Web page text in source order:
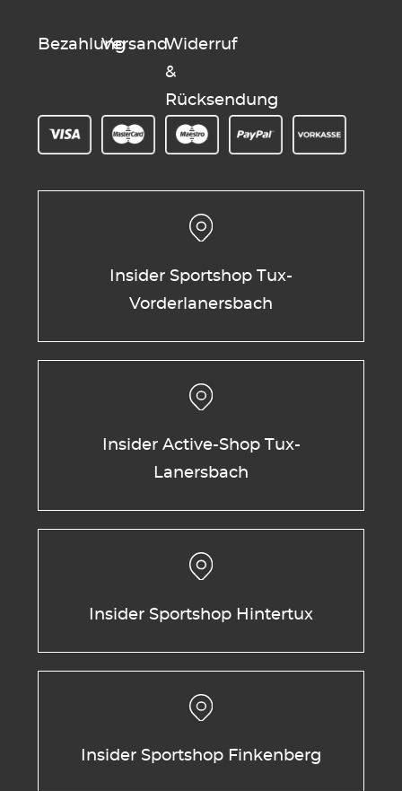
BezahlungVersandWiderruf
&
Rücksendung
Insider Sportshop Tux-
Vorderlanersbach
Insider Active-Shop Tux-
Lanersbach
Insider Sportshop Hintertux
Insider Sportshop Finkenberg